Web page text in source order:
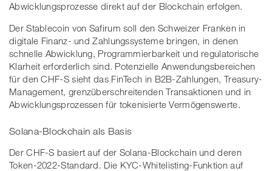
Abwicklungsprozesse direkt auf der Blockchain erfolgen.
Der Stablecoin von Safirum soll den Schweizer Franken in
digitale Finanz- und Zahlungssysteme bringen, in denen
schnelle Abwicklung, Programmierbarkeit und regulatorische
Klarheit erforderlich sind. Potenzielle Anwendungsbereichen
für den CHF-S sieht das FinTech in B2B-Zahlungen, Treasury-
Management, grenzüberschreitenden Transaktionen und in
Abwicklungsprozessen für tokenisierte Vermögenswerte.
Solana-Blockchain als Basis
Der CHF-S basiert auf der Solana-Blockchain und deren
Token-2022-Standard. Die KYC-Whitelisting-Funktion auf